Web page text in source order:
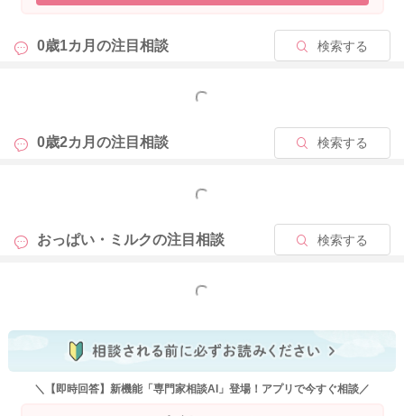
0歳1カ月の注目相談 検索する
もっと見る
0歳2カ月の注目相談 検索する
もっと見る
おっぱい・ミルクの注目相談 検索する
もっと見る
＼【即時回答】新機能「専門家相談AI」登場！アプリで今すぐ相談／